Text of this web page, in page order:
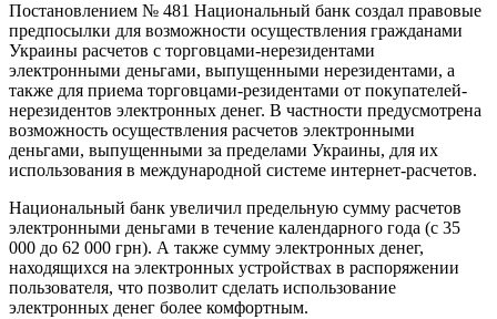
Постановлением № 481 Национальный банк создал правовые
предпосылки для возможности осуществления гражданами
Украины расчетов с торговцами-нерезидентами
электронными деньгами, выпущенными нерезидентами, а
также для приема торговцами-резидентами от покупателей-
нерезидентов электронных денег. В частности предусмотрена
возможность осуществления расчетов электронными
деньгами, выпущенными за пределами Украины, для их
использования в международной системе интернет-расчетов.
Национальный банк увеличил предельную сумму расчетов
электронными деньгами в течение календарного года (с 35
000 до 62 000 грн). А также сумму электронных денег,
находящихся на электронных устройствах в распоряжении
пользователя, что позволит сделать использование
электронных денег более комфортным.